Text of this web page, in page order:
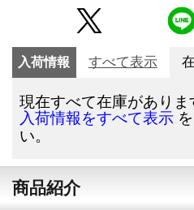
入荷情報 すべて表示
現在すべて在庫がありま
入荷情報をすべて表示
い。
商品紹介